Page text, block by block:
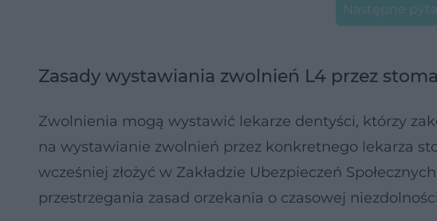
Następne
Zasady wystawiania zwolnień L4 przez
Zwolnienia mogą wystawić lekarze dentyści, którzy
na wystawianie zwolnień przez konkretnego lekarza
wcześniej złożyć w Zakładzie Ubezpieczeń
przestrzegania zasad orzekania o czasowej